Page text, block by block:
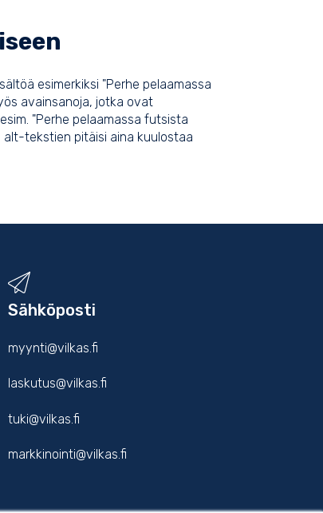
esimerkiksi "Perhe pelaamassa
avainsanoja, jotka ovat
"Perhe pelaamassa futsista
alt-tekstien pitäisi aina kuulostaa
Sähköposti
myynti@vilkas.fi
laskutus@vilkas.fi
tuki@vilkas.fi
markkinointi@vilkas.fi